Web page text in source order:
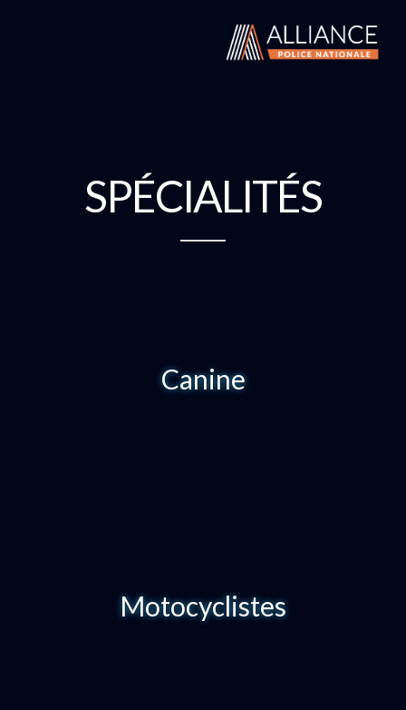
SPÉCIALITÉS
Canine
Motocyclistes